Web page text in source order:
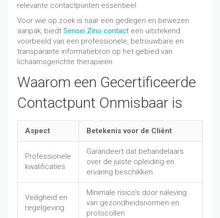
relevante contactpunten essentieel.
Voor wie op zoek is naar een gedegen en bewezen
aanpak, biedt Sensei Zino contact een uitstekend
voorbeeld van een professionele, betrouwbare en
transparante informatiebron op het gebied van
lichaamsgerichte therapieën.
Waarom een Gecertificeerde
Contactpunt Onmisbaar is
Aspect Betekenis voor de Cliënt
Professionele
kwalificaties
Garandeert dat behandelaars
over de juiste opleiding en
ervaring beschikken.
Veiligheid en
regelgeving
Minimale risico's door naleving
van gezondheidsnormen en
protocollen.